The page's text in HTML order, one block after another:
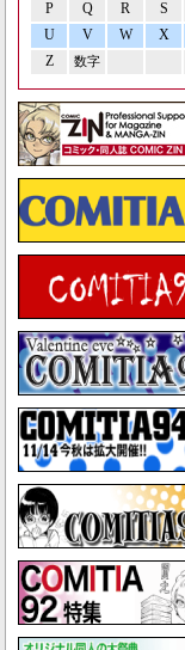
P Q R S
U
V W X
Z
数字